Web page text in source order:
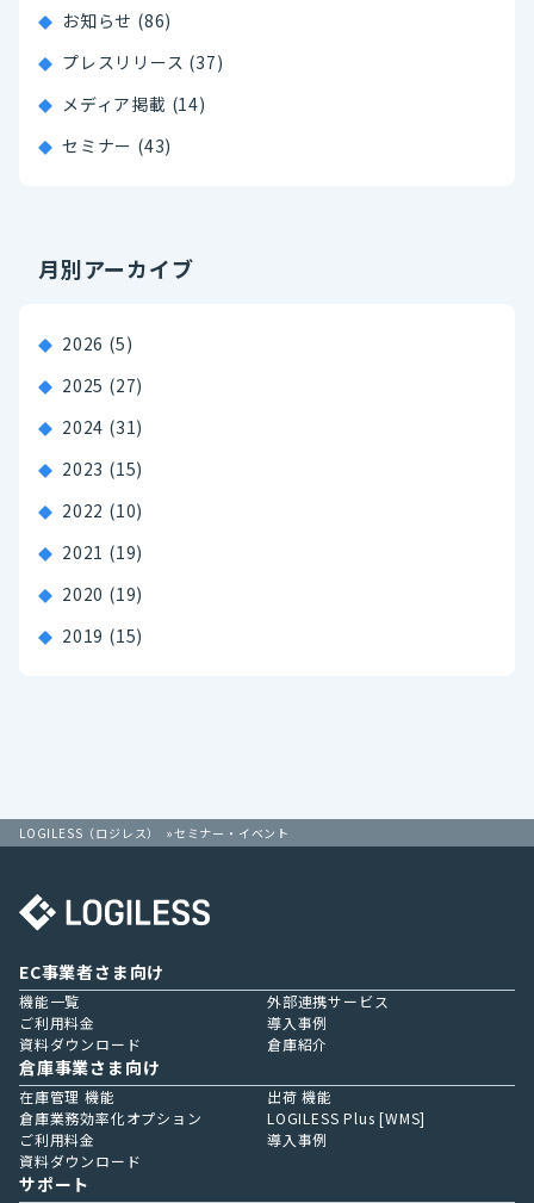
お知らせ (86)
プレスリリース (37)
メディア掲載 (14)
セミナー (43)
月別アーカイブ
2026 (5)
2025 (27)
2024 (31)
2023 (15)
2022 (10)
2021 (19)
2020 (19)
2019 (15)
LOGILESS（ロジレス） セミナー・イベント
EC事業者さま向け
機能一覧
外部連携サービス
ご利用料金
導入事例
資料ダウンロード
倉庫紹介
倉庫事業さま向け
在庫管理 機能
出荷 機能
倉庫業務効率化オプション
LOGILESS Plus [WMS]
ご利用料金
導入事例
資料ダウンロード
サポート